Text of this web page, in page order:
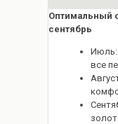
Оптимальный
сентябрь
Июль:
все